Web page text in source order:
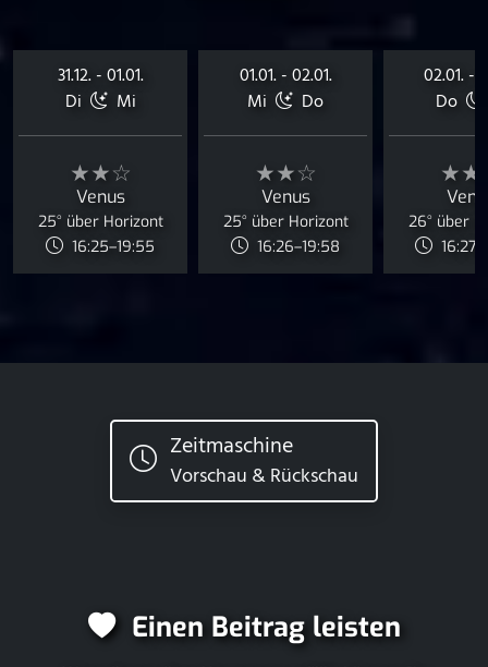
31.12. - 01.01.
Di
Mi
★★☆
Venus
25° über Horizont
16:25–19:55
01.01. - 02.01.
Mi
Do
★★☆
Venus
25° über Horizont
16:26–19:58
02.01. -
Do
26° über
Zeitmaschine
Vorschau & Rückschau
Einen Beitrag leisten